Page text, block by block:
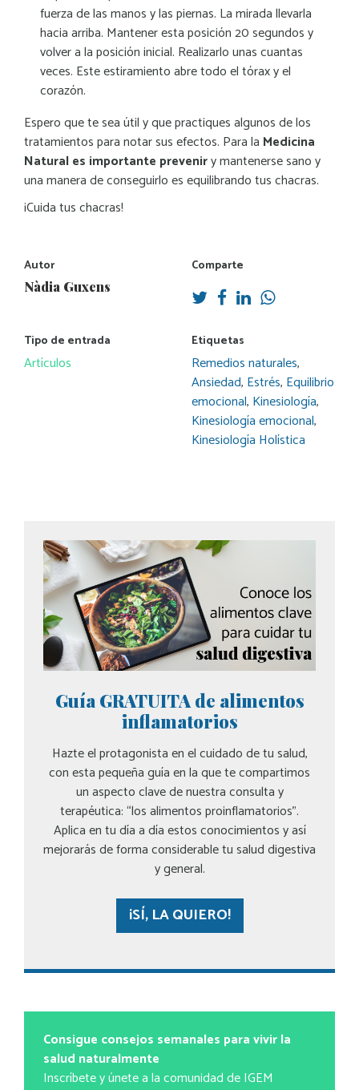
Autor
Nàdia Guxens
Comparte
Tipo de entrada
Artículos
Etiquetas
Remedios naturales,
Ansiedad, Estrés, Equilibrio
emocional, Kinesiología,
Kinesiología emocional,
Kinesiología Holística
fuerza de las manos y las piernas. La mirada llevarla
hacia arriba. Mantener esta posición 20 segundos y
volver a la posición inicial. Realizarlo unas cuantas
veces. Este estiramiento abre todo el tórax y el
corazón.
Espero que te sea útil y que practiques algunos de los
tratamientos para notar sus efectos. Para la Medicina
Natural es importante preveniry mantenerse sano y
una manera de conseguirlo es equilibrando tus chacras.
¡Cuida tus chacras!
Guía GRATUITA de alimentos
inflamatorios
Hazte el protagonista en el cuidado de tu salud,
con esta pequeña guía en la que te compartimos
un aspecto clave de nuestra consulta y
terapéutica: “los alimentos proinflamatorios”.
Aplica en tu día a día estos conocimientos y así
mejorarás de forma considerable tu salud digestiva
y general.
¡SÍ, LA QUIERO!
Consigue consejos semanales para vivir la
salud naturalmente
Inscríbete y únete a la comunidad de IGEM